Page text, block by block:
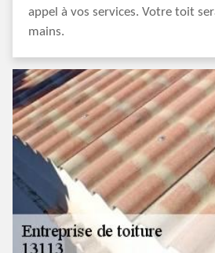
appel à vos services. Votre toit
mains.